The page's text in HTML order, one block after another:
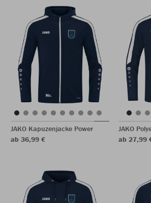
JAKO Kapuzenjacke Power
ab 36,99 €
JAKO
ab 27,99